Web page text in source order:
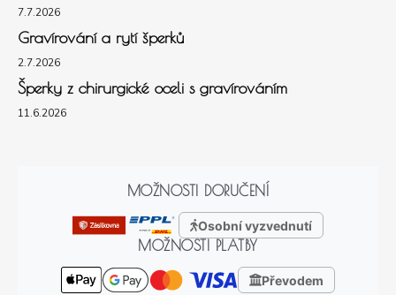
7.7.2026
Gravírování a rytí šperků
2.7.2026
Šperky z chirurgické oceli s gravírováním
11.6.2026
MOŽNOSTI DORUČENÍ
Osobní vyzvednutí
MOŽNOSTI PLATBY
Převodem